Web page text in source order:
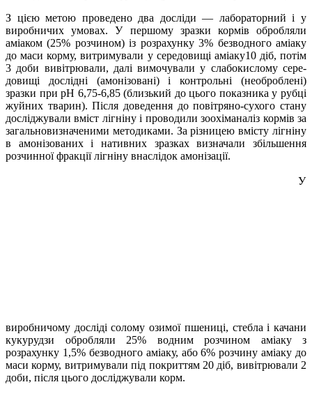
З цією метою проведено два досліди — лабораторний і у
виробничих умовах. У першому зразки кормів обробляли
аміаком (25% розчином) із розрахунку 3% безводного аміаку
до маси корму, витримували у середовищі аміаку10 діб, потім
3 доби вивітрювали, далі вимочували у слабокислому сере­
довищі дослідні (амонізовані) і контрольні (необроблені)
зразки при рН 6,75-6,85 (близький до цього показника у рубці
жуйних тварин). Після доведення до повітряно-сухого стану
досліджували вміст лігніну і проводили зоохіманаліз кормів за
загальновизначеними методиками. За різницею вмісту лігніну
в амонізованих і нативних зразках визначали збільшення
розчинної фракції лігніну внаслідок амонізації.
У
виробничому досліді солому озимої пшениці, стебла і качани
кукурудзи обробляли 25% водним розчином аміаку з
розрахунку 1,5% безводного аміаку, або 6% розчину аміаку до
маси корму, витримували під покриттям 20 діб, вивітрювали 2
доби, після цього досліджували корм.